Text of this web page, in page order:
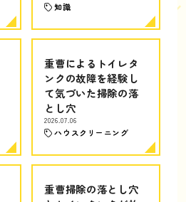
知識
重曹によるトイレタ
ンクの故障を経験し
て気づいた掃除の落
とし穴
2026.07.06
ハウスクリーニング
重曹掃除の落とし穴